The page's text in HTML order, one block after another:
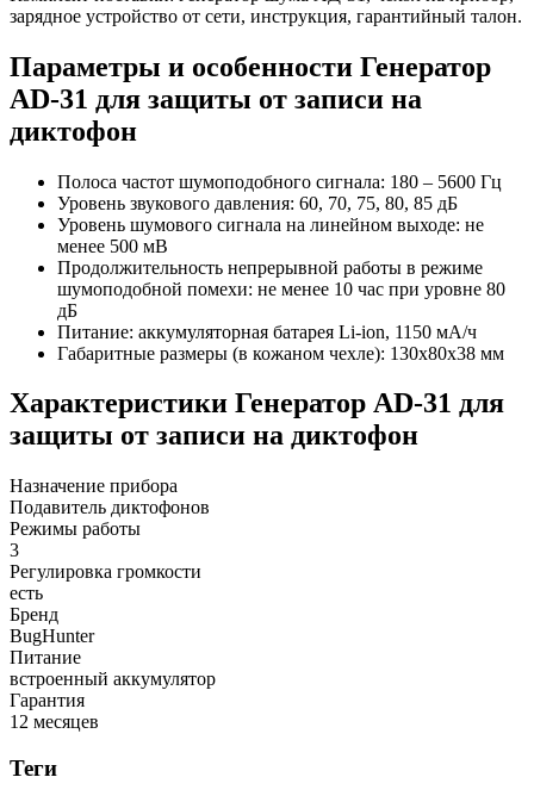
зарядное устройство от сети, инструкция, гарантийный талон.
Параметры и особенности Генератор
AD-31 для защиты от записи на
диктофон
Полоса частот шумоподобного сигнала: 180 – 5600 Гц
Уровень звукового давления: 60, 70, 75, 80, 85 дБ
Уровень шумового сигнала на линейном выходе: не
менее 500 мВ
Продолжительность непрерывной работы в режиме
шумоподобной помехи: не менее 10 час при уровне 80
дБ
Питание: аккумуляторная батарея Li-ion, 1150 мА/ч
Габаритные размеры (в кожаном чехле): 130х80х38 мм
Характеристики Генератор AD-31 для
защиты от записи на диктофон
Назначение прибора
Подавитель диктофонов
Режимы работы
3
Регулировка громкости
есть
Бренд
BugHunter
Питание
встроенный аккумулятор
Гарантия
12 месяцев
Теги